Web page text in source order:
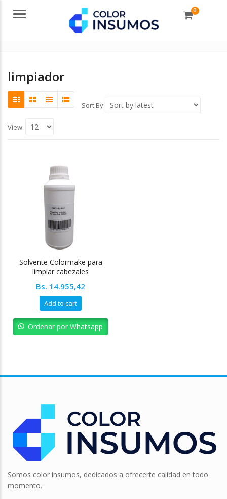
Menu 0
limpiador
Sort By:
View:
Solvente Colormake para
limpiar cabezales
Bs. 14.955,42
Add to cart
Ordenar por Whatsapp
Somos color insumos, dedicados a ofrecerte calidad en todo
momento.